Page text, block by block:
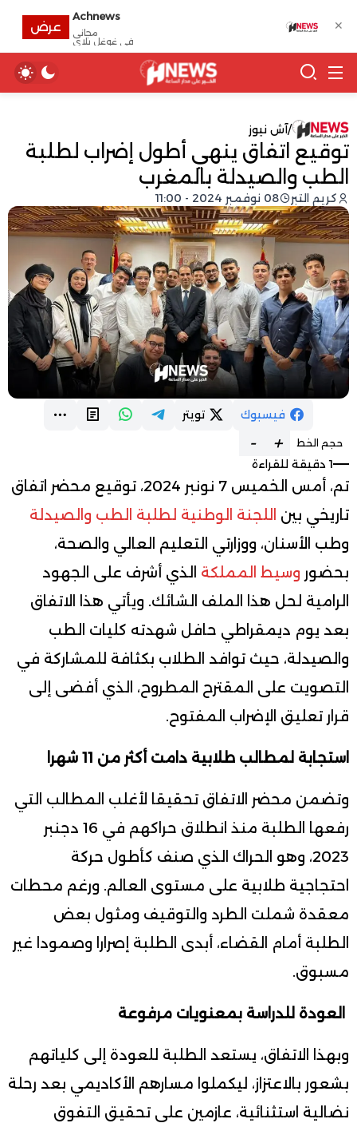
/آش نيوز
توقيع اتفاق ينهي أطول إضراب لطلبة
الطب والصيدلة بالمغرب
كريم التبر 08 نوفمبر 2024 - 11:00
فيسبوك تويتر
حجم الخط +
-
1 دقيقة للقراءة
تم، أمس الخميس 7 نونبر 2024، توقيع محضر اتفاق
تاريخي بين اللجنة الوطنية لطلبة الطب والصيدلة
وطب الأسنان، ووزارتي التعليم العالي والصحة،
بحضور وسيط المملكة الذي أشرف على الجهود
الرامية لحل هذا الملف الشائك. ويأتي هذا الاتفاق
بعد يوم ديمقراطي حافل شهدته كليات الطب
والصيدلة، حيث توافد الطلاب بكثافة للمشاركة في
التصويت على المقترح المطروح، الذي أفضى إلى
قرار تعليق الإضراب المفتوح.
استجابة لمطالب طلابية دامت أكثر من 11 شهرا
وتضمن محضر الاتفاق تحقيقا لأغلب المطالب التي
رفعها الطلبة منذ انطلاق حراكهم في 16 دجنبر
2023، وهو الحراك الذي صنف كأطول حركة
احتجاجية طلابية على مستوى العالم. ورغم محطات
معقدة شملت الطرد والتوقيف ومثول بعض
الطلبة أمام القضاء، أبدى الطلبة إصرارا وصمودا غير
مسبوق.
العودة للدراسة بمعنويات مرفوعة
وبهذا الاتفاق، يستعد الطلبة للعودة إلى كلياتهم
بشعور بالاعتزاز، ليكملوا مسارهم الأكاديمي بعد رحلة
نضالية استثنائية، عازمين على تحقيق التفوق
✕
Achnews
مجانى
في غوغل بلاي
عرض